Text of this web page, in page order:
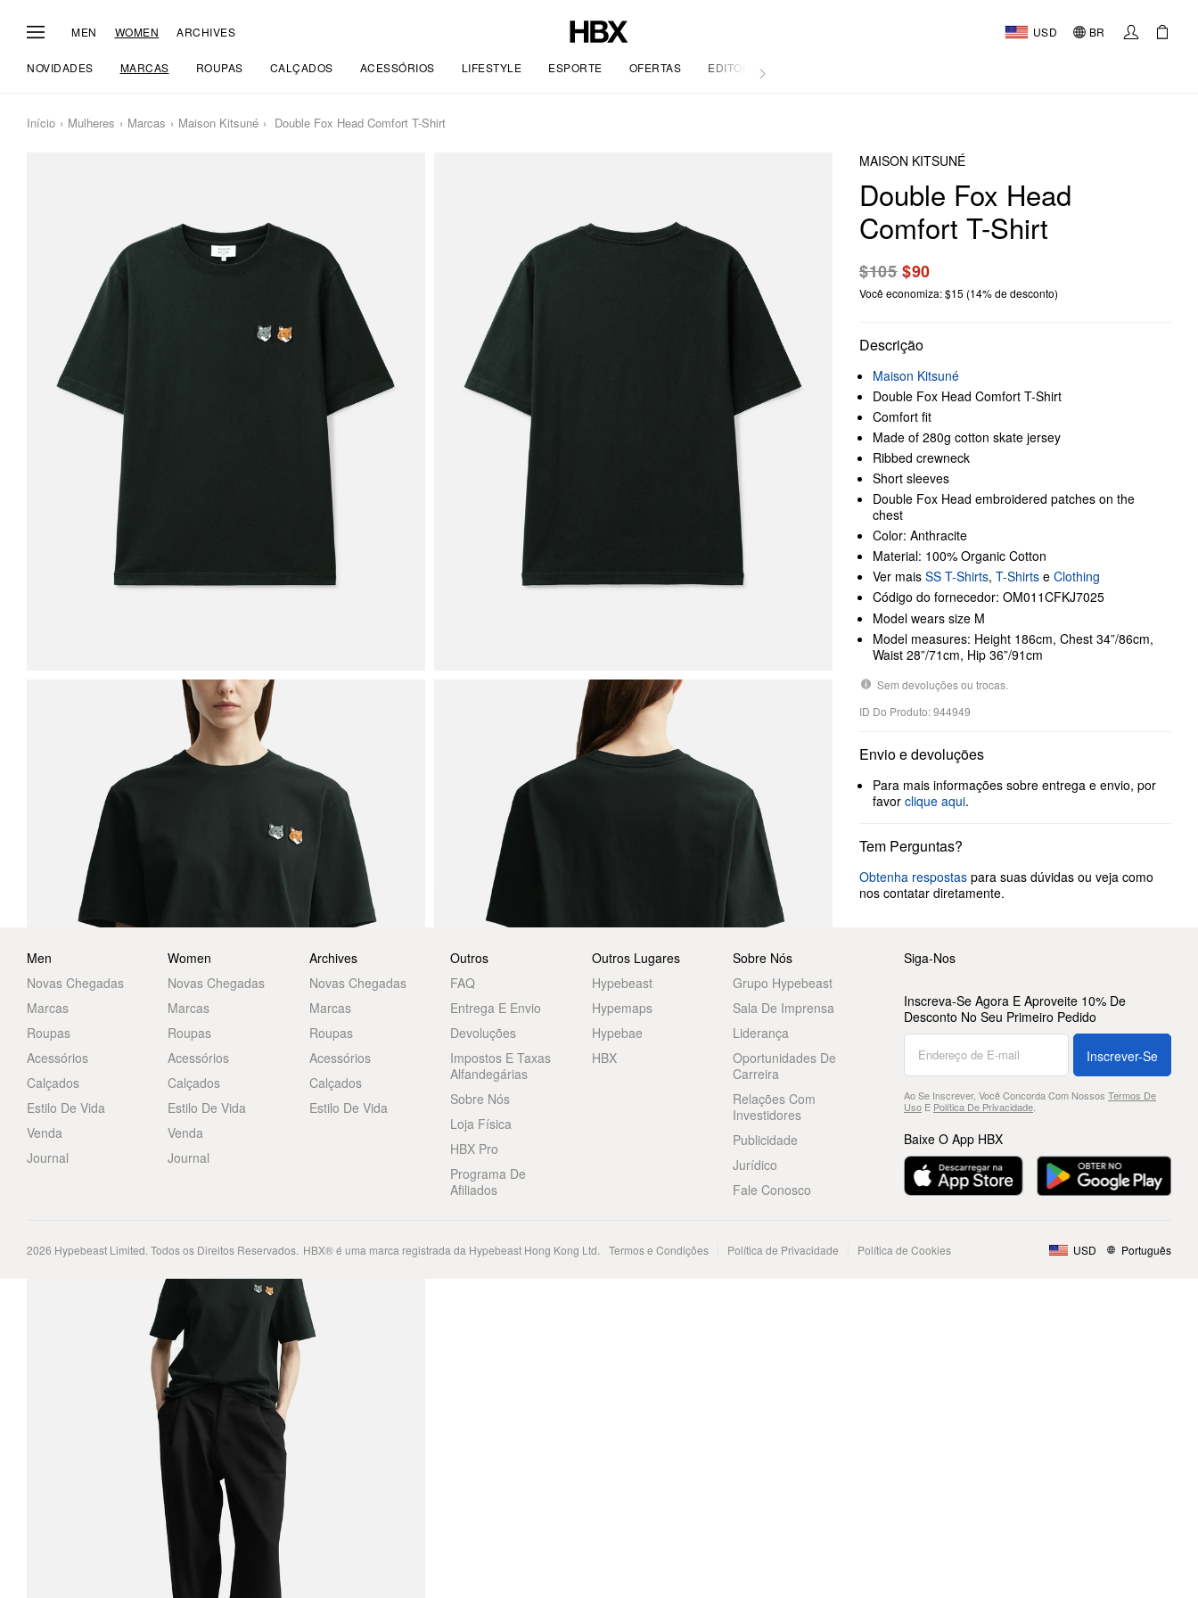
MEN WOMEN ARCHIVES USD BR
NOVIDADES MARCAS ROUPAS CALÇADOS ACESSÓRIOS LIFESTYLE ESPORTE OFERTAS EDITORIAL
Início Mulheres Marcas Maison Kitsuné Double Fox Head Comfort T-Shirt
MAISON KITSUNÉ
Double Fox Head
Comfort T-Shirt
$105$90
Você economiza: $15 (14% de desconto)
Descrição
Maison Kitsuné
Double Fox Head Comfort T-Shirt
Comfort fit
Made of 280g cotton skate jersey
Ribbed crewneck
Short sleeves
Double Fox Head embroidered patches on the
chest
Color: Anthracite
Material: 100% Organic Cotton
Ver mais SS T-Shirts, T-Shirts e Clothing
Código do fornecedor: OM011CFKJ7025
Model wears size M
Model measures: Height 186cm, Chest 34”/86cm,
Waist 28”/71cm, Hip 36”/91cm
Sem devoluções ou trocas.
ID Do Produto: 944949
Envio e devoluções
Para mais informações sobre entrega e envio, por
favor clique aqui.
Tem Perguntas?
Obtenha respostas para suas dúvidas ou veja como
nos contatar diretamente.
Men
Novas Chegadas
Marcas
Roupas
Acessórios
Calçados
Estilo De Vida
Venda
Journal
Women
Novas Chegadas
Marcas
Roupas
Acessórios
Calçados
Estilo De Vida
Venda
Journal
Archives
Novas Chegadas
Marcas
Roupas
Acessórios
Calçados
Estilo De Vida
Outros
FAQ
Entrega E Envio
Devoluções
Impostos E Taxas
Alfandegárias
Sobre Nós
Loja Física
HBX Pro
Programa De
Afiliados
Outros Lugares
Hypebeast
Hypemaps
Hypebae
HBX
Sobre Nós
Grupo Hypebeast
Sala De Imprensa
Liderança
Oportunidades De
Carreira
Relações Com
Investidores
Publicidade
Jurídico
Fale Conosco
Siga-Nos
Inscreva-Se Agora E Aproveite 10% De
Desconto No Seu Primeiro Pedido
Inscrever-Se
Ao Se Inscrever, Você Concorda Com Nossos Termos De
UsoE Política De Privacidade.
Baixe O App HBX
2026 Hypebeast Limited. Todos os Direitos Reservados. HBX® é uma marca registrada da Hypebeast Hong Kong Ltd. Termos e Condições Política de Privacidade Política de Cookies USD Português